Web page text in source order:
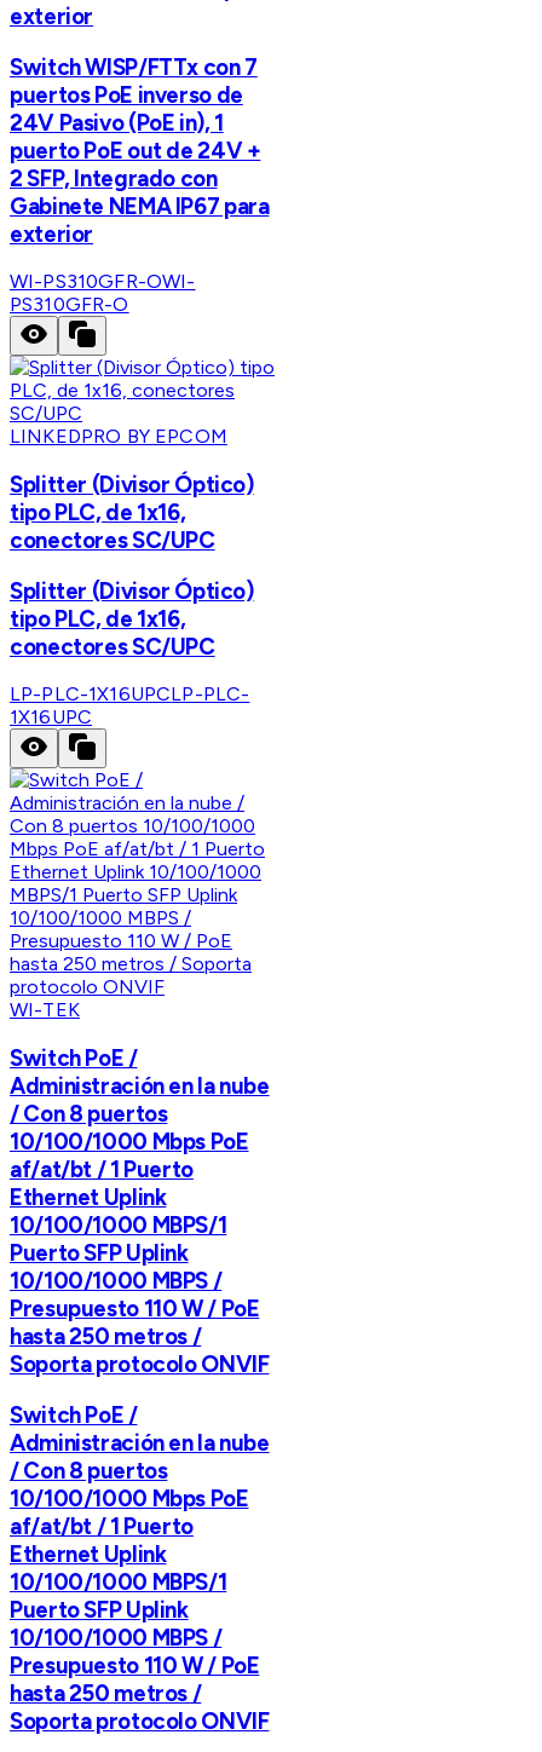
exterior
Switch WISP/FTTx con 7
puertos PoE inverso de
24V Pasivo (PoE in), 1
puerto PoE out de 24V +
2 SFP, Integrado con
Gabinete NEMA IP67 para
exterior
WI-PS310GFR-OWI-
PS310GFR-O
LINKEDPRO BY EPCOM
Splitter (Divisor Óptico)
tipo PLC, de 1x16,
conectores SC/UPC
Splitter (Divisor Óptico)
tipo PLC, de 1x16,
conectores SC/UPC
LP-PLC-1X16UPCLP-PLC-
1X16UPC
WI-TEK
Switch PoE /
Administración en la nube
/ Con 8 puertos
10/100/1000 Mbps PoE
af/at/bt / 1 Puerto
Ethernet Uplink
10/100/1000 MBPS/1
Puerto SFP Uplink
10/100/1000 MBPS /
Presupuesto 110 W / PoE
hasta 250 metros /
Soporta protocolo ONVIF
Switch PoE /
Administración en la nube
/ Con 8 puertos
10/100/1000 Mbps PoE
af/at/bt / 1 Puerto
Ethernet Uplink
10/100/1000 MBPS/1
Puerto SFP Uplink
10/100/1000 MBPS /
Presupuesto 110 W / PoE
hasta 250 metros /
Soporta protocolo ONVIF